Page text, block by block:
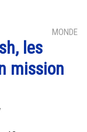
MONDE
les
mission